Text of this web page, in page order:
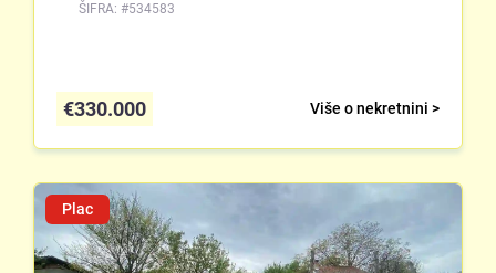
ŠIFRA: #534583
Više o nekretnini >
€330.000
Plac